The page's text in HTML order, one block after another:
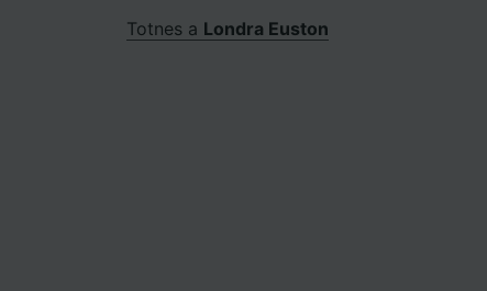
Totnes a Londra Euston